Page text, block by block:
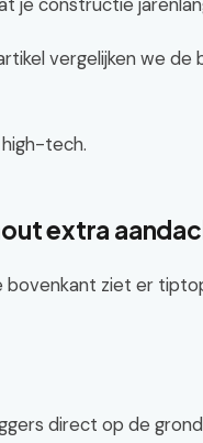
vergelijken we de
tech.
extra
bovenkant ziet er
direct op de